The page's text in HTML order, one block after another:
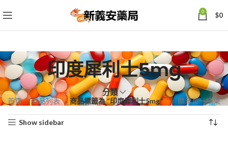
0 $0
印度犀利士5mg
分類
首頁 商品列表 商品標籤為 “印度犀利士5mg” 顯示單一結果
Show sidebar